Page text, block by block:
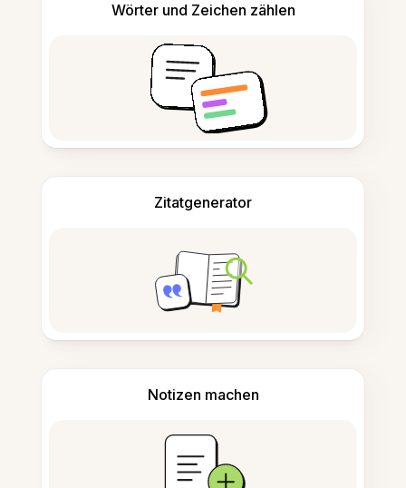
Wörter und Zeichen zählen
Zitatgenerator
Notizen machen